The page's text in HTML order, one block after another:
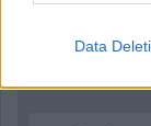
Data